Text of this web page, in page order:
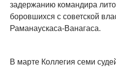
задержанию командира
боровшихся с советской
Раманаускаса-Ванагаса.
В марте Коллегия семи